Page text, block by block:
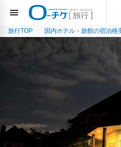
旅行TOP 国内ホテル・旅館の宿泊格